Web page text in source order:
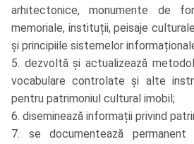
arhitectonice, monumente de
memoriale, instituții, peisaje
și principiile sistemelor
5. dezvoltă și actualizează
vocabulare controlate și alte
pentru patrimoniul cultural imobil;
6. diseminează informații privind
7. se documentează